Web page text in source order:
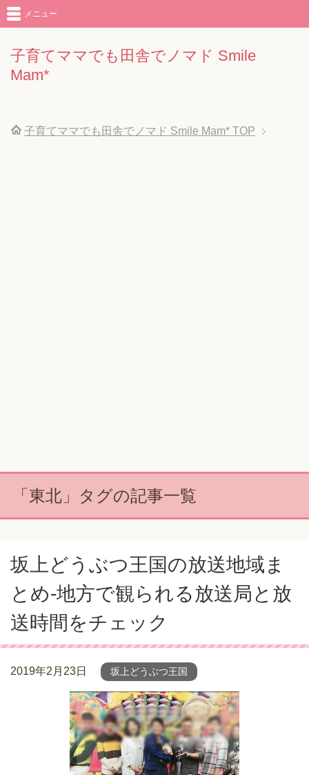
子育てママでも田舎でノマド Smile
Mam*
メニュー
子育てママでも田舎でノマド Smile Mam* TOP
「東北」タグの記事一覧
坂上どうぶつ王国の放送地域ま
とめ-地方で観られる放送局と放
送時間をチェック
2019年2月23日 坂上どうぶつ王国